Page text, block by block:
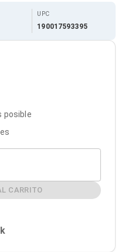
UPC
190017593395
posible
CARRITO